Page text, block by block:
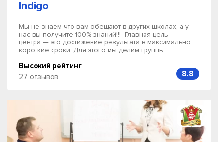
Indigo
Мы не знаем что вам обещают в других школах, а у
нас вы получите 100% знаний!!! Главная цель
центра — это достижение результата в максимально
короткие сроки. Для этого мы делим группы...
Высокий рейтинг
27 отзывов
8.8